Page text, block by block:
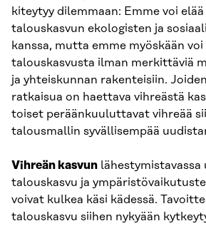
kiteytyy dilemmaan: Emme voi
talouskasvun ekologisten ja
kanssa, mutta emme myöskään
talouskasvusta ilman merkittäviä
ja yhteiskunnan rakenteisiin.
ratkaisua on haettava vihreästä
toiset peräänkuuluttavat vihreää
talousmallin syvällisempää
Vihreän kasvun lähestymistavassa
talouskasvu ja
voivat kulkea käsi kädessä.
talouskasvu siihen nykyään